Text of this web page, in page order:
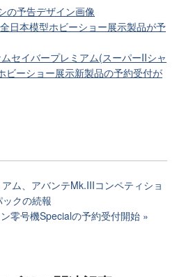
の予告デザイン画像
日本模型ホビーショー展示製品が予
セイバープレミアム(スーパーIIシャ
ビーショー展示新製品の予約受付が
ム、アバンテMk.IIIコンペティショ
ックの続報
零号機Specialの予約受付開始